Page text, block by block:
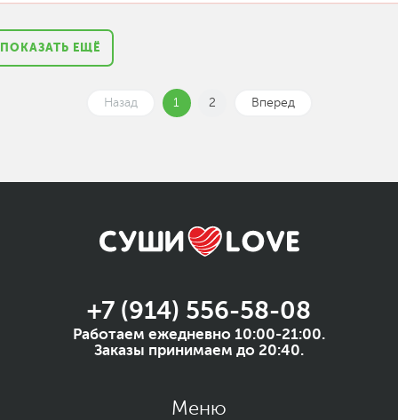
ПОКАЗАТЬ ЕЩЁ
Назад 1 2 Вперед
+7 (914) 556-58-08
Работаем ежедневно 10:00-21:00.
Заказы принимаем до 20:40.
Меню